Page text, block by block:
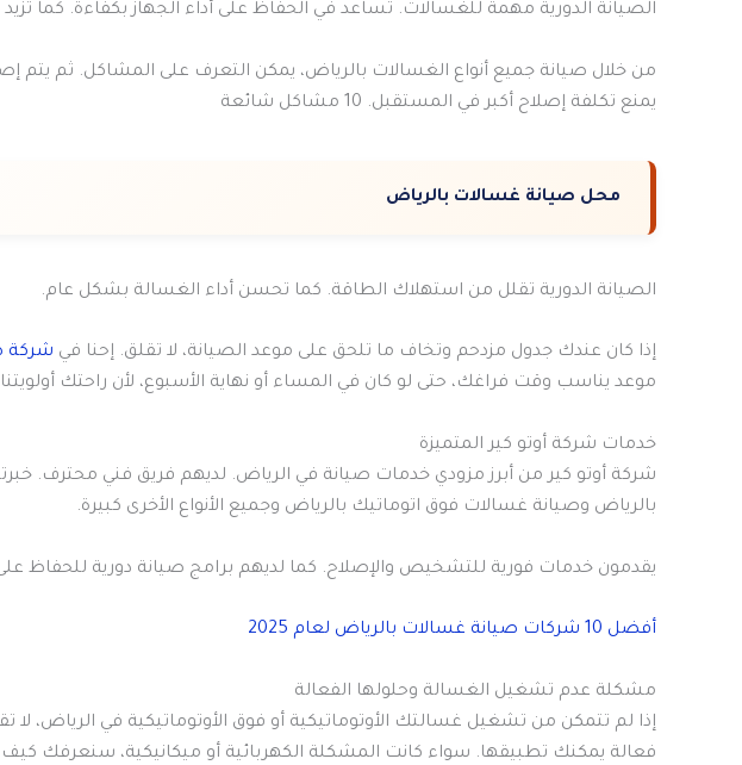
الصيانة الدورية مهمة للغسالات. تساعد في الحفاظ على أداء الجهاز بكفاءة. كما
من خلال صيانة جميع أنواع الغسالات بالرياض، يمكن التعرف على المشاكل. ثم يتم
يمنع تكلفة إصلاح أكبر في المستقبل. 10 مشاكل شائعة
محل صيانة غسالات بالرياض
الصيانة الدورية تقلل من استهلاك الطاقة. كما تحسن أداء الغسالة بشكل عام.
إذا كان عندك جدول مزدحم وتخاف ما تلحق على موعد الصيانة، لا تقلق. إحنا في شركة
موعد يناسب وقت فراغك، حتى لو كان في المساء أو نهاية الأسبوع، لأن راحتك
خدمات شركة أوتو كير المتميزة
شركة أوتو كير من أبرز مزودي خدمات صيانة في الرياض. لديهم فريق فني محترف.
بالرياض وصيانة غسالات فوق اتوماتيك بالرياض وجميع الأنواع الأخرى كبيرة.
يقدمون خدمات فورية للتشخيص والإصلاح. كما لديهم برامج صيانة دورية للحفاظ
أفضل 10 شركات صيانة غسالات بالرياض لعام 2025
مشكلة عدم تشغيل الغسالة وحلولها الفعالة
إذا لم تتمكن من تشغيل غسالتك الأوتوماتيكية أو فوق الأوتوماتيكية في الرياض،
فعالة يمكنك تطبيقها. سواء كانت المشكلة الكهربائية أو ميكانيكية، سنعرفك كيف تحلها. 10